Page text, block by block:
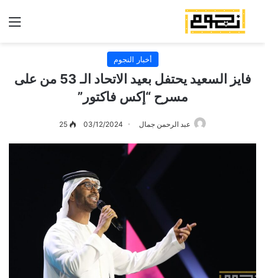
أخبار النجوم
فايز السعيد يحتفل بعيد الاتحاد الـ 53 من على
مسرح “إكس فاكتور”
عبد الرحمن جمال 03/12/2024
25